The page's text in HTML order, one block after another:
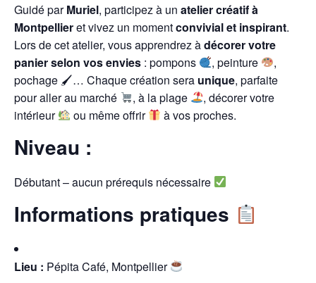
Guidé parMuriel, participez à un atelier créatif à
Montpellieret vivez un momentconvivial et inspirant.
Lors de cet atelier, vous apprendrez àdécorer votre
panier selon vos envies : pompons , peinture
,
pochage 🖌… Chaque création sera unique, parfaite
pour aller au marché
, à la plage
, décorer votre
intérieur
ou même offrir à vos proches.
Niveau :
Débutant – aucun prérequis nécessaire
Informations pratiques
Lieu : Pépita Café, Montpellier